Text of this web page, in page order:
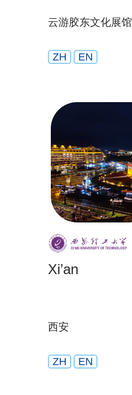
云游胶东文化展馆
ZH EN
Xi’an
西安
ZH EN